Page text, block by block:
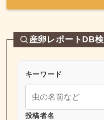
産卵レポートDB
キーワード
投稿者名